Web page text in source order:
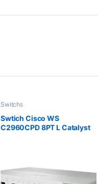
Switchs
Swtich Cisco WS
C2960CPD 8PT L Catalyst